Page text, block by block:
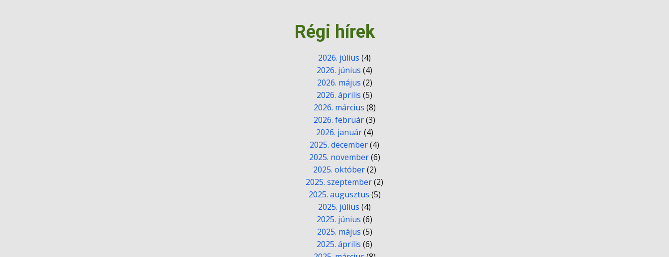
Régi hírek
2026. július (4)
2026. június (4)
2026. május (2)
2026. április (5)
2026. március (8)
2026. február(3)
2026. január(4)
2025. december(4)
2025. november(6)
2025. október(2)
2025. szeptember(2)
2025. augusztus (5)
2025. július (4)
2025. június (6)
2025. május (5)
2025. április (6)